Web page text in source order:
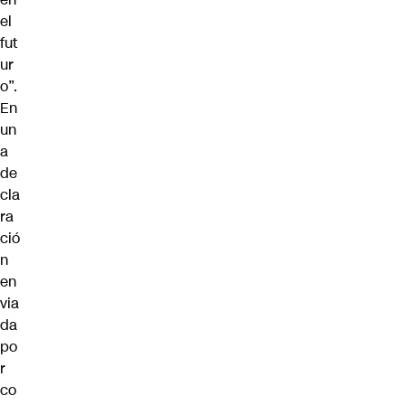
el
fut
ur
o”.
En
un
a
de
cla
ra
ció
n
en
via
da
po
r
co